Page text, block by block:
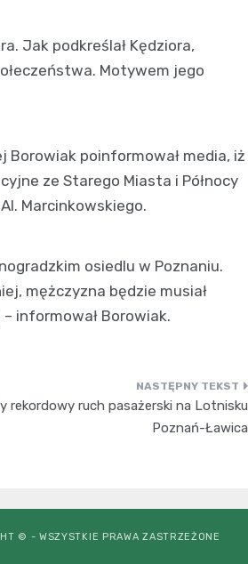
Jak podkreślał Kędziora,
Motywem jego
Borowiak poinformował media, iż
ze Starego Miasta i Północy
Marcinkowskiego.
osiedlu w Poznaniu.
mężczyzna będzie musiał
informował Borowiak.
rekordowy ruch pasażerski na Lotnisku
Poznań-Ławica
© - WSZYSTKIE PRAWA ZASTRZEŻONE